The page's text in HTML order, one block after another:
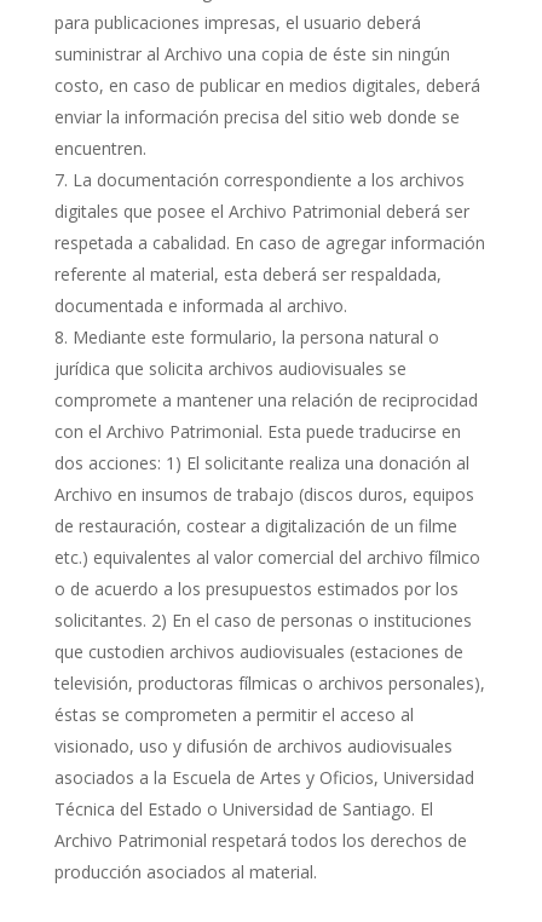
para publicaciones impresas, el usuario deberá
suministrar al Archivo una copia de éste sin ningún
costo, en caso de publicar en medios digitales, deberá
enviar la información precisa del sitio web donde se
encuentren.
La documentación correspondiente a los archivos
digitales que posee el Archivo Patrimonial deberá ser
respetada a cabalidad. En caso de agregar información
referente al material, esta deberá ser respaldada,
documentada e informada al archivo.
Mediante este formulario, la persona natural o
jurídica que solicita archivos audiovisuales se
compromete a mantener una relación de reciprocidad
con el Archivo Patrimonial. Esta puede traducirse en
dos acciones: 1) El solicitante realiza una donación al
Archivo en insumos de trabajo (discos duros, equipos
de restauración, costear a digitalización de un filme
etc.) equivalentes al valor comercial del archivo fílmico
o de acuerdo a los presupuestos estimados por los
solicitantes. 2) En el caso de personas o instituciones
que custodien archivos audiovisuales (estaciones de
televisión, productoras fílmicas o archivos personales),
éstas se comprometen a permitir el acceso al
visionado, uso y difusión de archivos audiovisuales
asociados a la Escuela de Artes y Oficios, Universidad
Técnica del Estado o Universidad de Santiago. El
Archivo Patrimonial respetará todos los derechos de
producción asociados al material.